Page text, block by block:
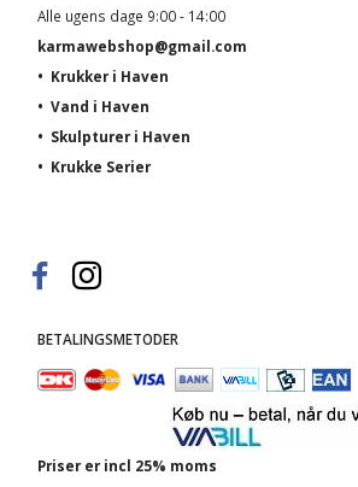
Alle ugens dage 9:00 - 14:00
karmawebshop@gmail.com
• Krukker i Haven
• Vand i Haven
• Skulpturer i Haven
• Krukke Serier
BETALINGSMETODER
Priser er incl 25% moms